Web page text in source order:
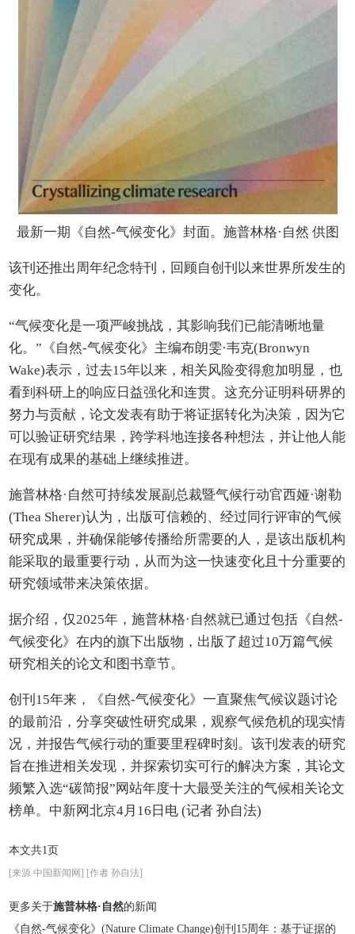
最新一期《自然-气候变化》封面。施普林格·自然 供图
该刊还推出周年纪念特刊，回顾自创刊以来世界所发生的
变化。
“气候变化是一项严峻挑战，其影响我们已能清晰地量
化。”《自然-气候变化》主编布朗雯·韦克(Bronwyn
Wake)表示，过去15年以来，相关风险变得愈加明显，也
看到科研上的响应日益强化和连贯。这充分证明科研界的
努力与贡献，论文发表有助于将证据转化为决策，因为它
可以验证研究结果，跨学科地连接各种想法，并让他人能
在现有成果的基础上继续推进。
施普林格·自然可持续发展副总裁暨气候行动官西娅·谢勒
(Thea Sherer)认为，出版可信赖的、经过同行评审的气候
研究成果，并确保能够传播给所需要的人，是该出版机构
能采取的最重要行动，从而为这一快速变化且十分重要的
研究领域带来决策依据。
据介绍，仅2025年，施普林格·自然就已通过包括《自然-
气候变化》在内的旗下出版物，出版了超过10万篇气候
研究相关的论文和图书章节。
创刊15年来，《自然-气候变化》一直聚焦气候议题讨论
的最前沿，分享突破性研究成果，观察气候危机的现实情
况，并报告气候行动的重要里程碑时刻。该刊发表的研究
旨在推进相关发现，并探索切实可行的解决方案，其论文
频繁入选“碳简报”网站年度十大最受关注的气候相关论文
榜单。 中新网北京4月16日电 (记者 孙自法)
本文共1页
[来源 中国新闻网] [作者 孙自法]
更多关于施普林格·自然的新闻
《自然-气候变化》(Nature Climate Change)创刊15周年：基于证据的